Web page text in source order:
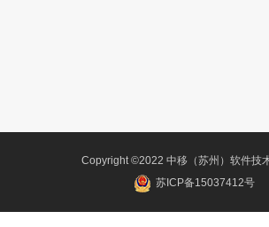
Copyright ©2022 中移（苏州）软件技
苏ICP备15037412号